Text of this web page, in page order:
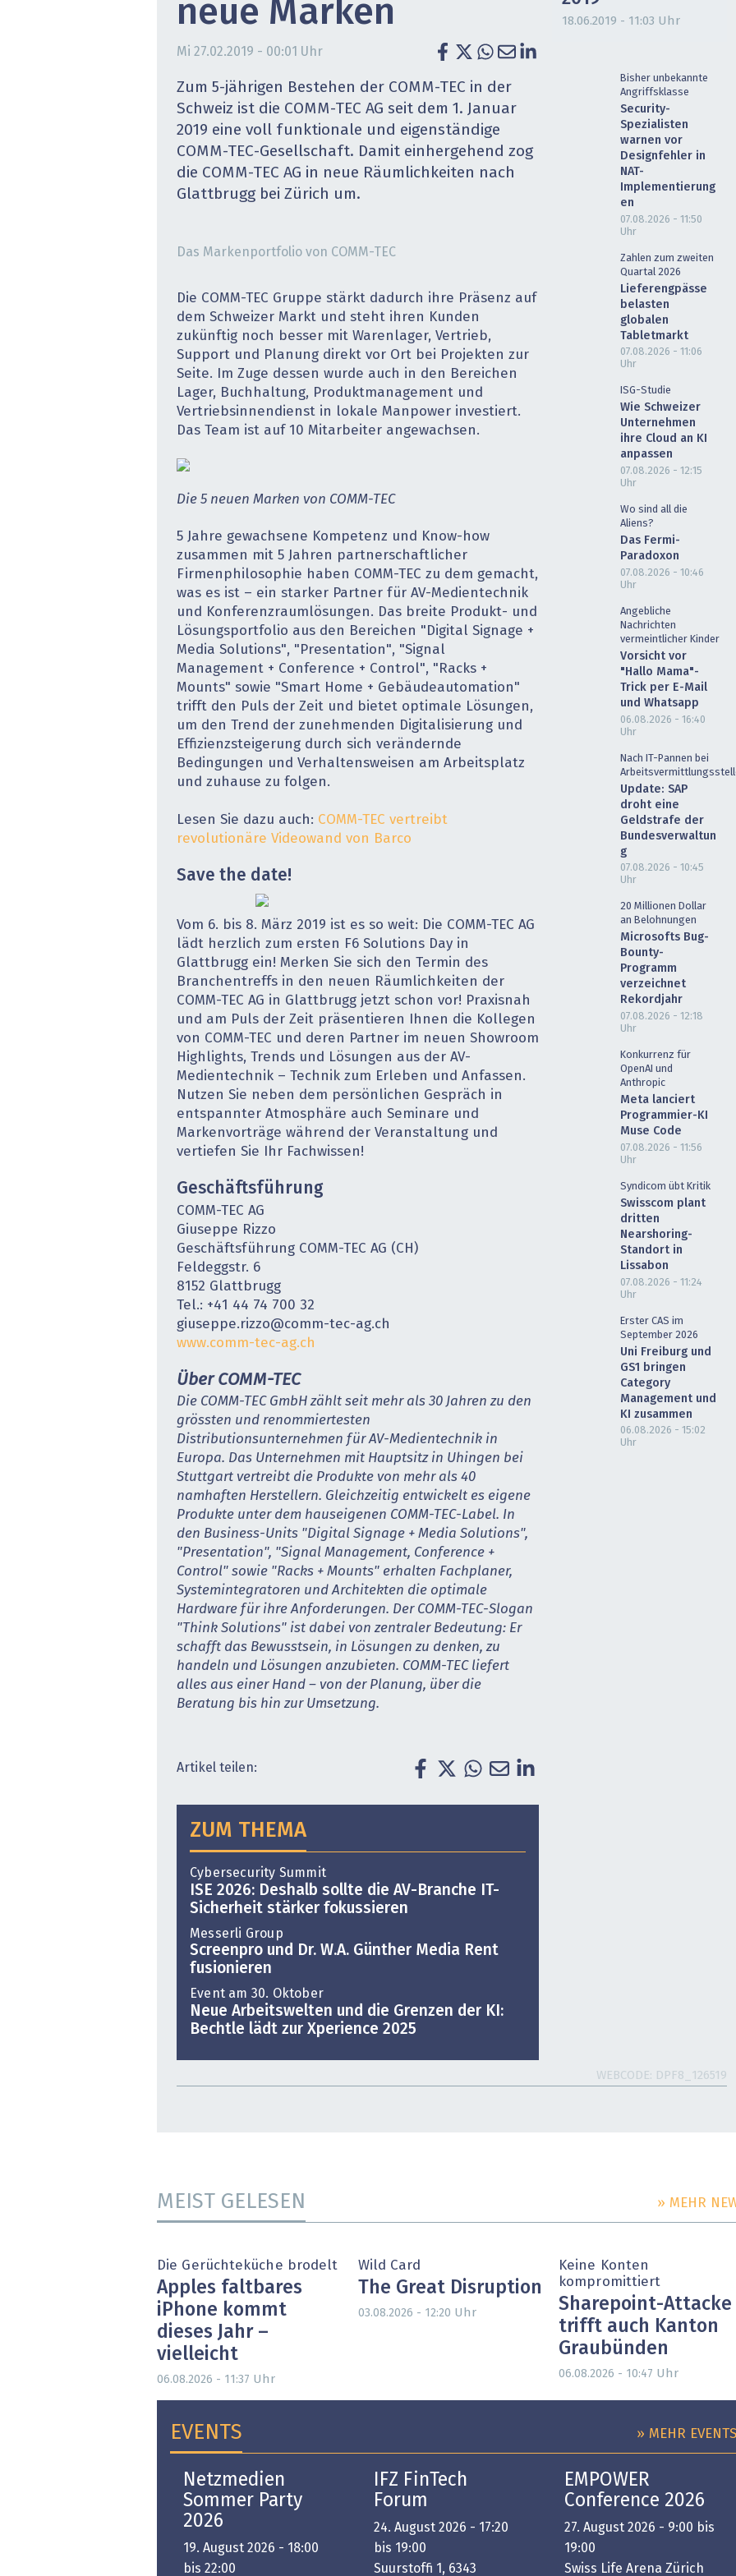
» alle News Gesundheit wird digital
EU-DSGVO
XaaS, Managed Services & Co.
Digital Banking
IT for Health
Artificial Intelligence
Finance 2030
Fintech & Insurtech
Professional AV & Digital Signage
neue Marken
Mi 27.02.2019 - 00:01 Uhr
Zum 5-jährigen Bestehen der COMM-TEC in der
Schweiz ist die COMM-TEC AG seit dem 1. Januar
2019 eine voll funktionale und eigenständige
COMM-TEC-Gesellschaft. Damit einhergehend zog
die COMM-TEC AG in neue Räumlichkeiten nach
Glattbrugg bei Zürich um.
Das Markenportfolio von COMM-TEC
Die COMM-TEC Gruppe stärkt dadurch ihre Präsenz auf
dem Schweizer Markt und steht ihren Kunden
zukünftig noch besser mit Warenlager, Vertrieb,
Support und Planung direkt vor Ort bei Projekten zur
Seite. Im Zuge dessen wurde auch in den Bereichen
Lager, Buchhaltung, Produktmanagement und
Vertriebs­innendienst in lokale Manpower investiert.
Das Team ist auf 10 Mitarbeiter angewachsen.
Die 5 neuen Marken von COMM-TEC
5 Jahre gewachsene Kompetenz und Know-how
zusammen mit 5 Jahren partnerschaftlicher
Firmenphilosophie haben COMM-TEC zu dem gemacht,
was es ist – ein starker Partner für AV-Medientechnik
und Konferenzraumlösungen. Das breite Produkt- und
Lösungsportfolio aus den Bereichen "Digital Signage +
Media Solutions", "Presentation", "Signal
Management + Conference + Control", "Racks +
Mounts" sowie "Smart Home + Gebäudeautomation"
trifft den Puls der Zeit und bietet optimale Lösungen,
um den Trend der zunehmenden Digitalisierung und
Effizienzsteigerung durch sich verändernde
Bedingungen und Verhaltensweisen am Arbeitsplatz
und zuhause zu folgen.
Lesen Sie dazu auch: COMM-TEC vertreibt
revolutionäre Videowand von Barco
Save the date!
Vom 6. bis 8. März 2019 ist es so weit: Die COMM-TEC AG
lädt herzlich zum ersten F6 Solutions Day in
Glattbrugg ein! Merken Sie sich den Termin des
Branchentreffs in den neuen Räumlichkeiten der
COMM-TEC AG in Glattbrugg jetzt schon vor! Praxisnah
und am Puls der Zeit präsentieren Ihnen die Kollegen
von COMM-TEC und deren Partner im neuen Showroom
Highlights, Trends und Lösungen aus der AV-
Medientechnik – Technik zum Erleben und Anfassen.
Nutzen Sie neben dem persönlichen Gespräch in
entspannter Atmosphäre auch Seminare und
Markenvorträge während der Veranstaltung und
vertiefen Sie Ihr Fachwissen!
Geschäftsführung
COMM-TEC AG
Giuseppe Rizzo
Geschäftsführung COMM-TEC AG (CH)
Feldeggstr. 6
8152 Glattbrugg
Tel.: +41 44 74 700 32
giuseppe.rizzo@comm-tec-ag.ch
www.comm-tec-ag.ch
Über COMM-TEC
Die COMM-TEC GmbH zählt seit mehr als 30 Jahren zu den
grössten und renommiertesten
Distributionsunternehmen für AV-Medientechnik in
Europa. Das Unternehmen mit Hauptsitz in Uhingen bei
Stuttgart vertreibt die Produkte von mehr als 40
namhaften Herstellern. Gleichzeitig entwickelt es eigene
Produkte unter dem hauseigenen COMM-TEC-­Label. In
den Business-Units "Digital Signage + Media Solutions",
"Presentation", "Signal Management, Conference +
Control" sowie "Racks + Mounts" erhalten Fachplaner,
Systemintegratoren und Architekten die optimale
Hardware für ihre Anforderungen. Der COMM-TEC-Slogan
"Think Solutions" ist dabei von zentraler Bedeutung: Er
schafft das Bewusstsein, in Lösungen zu denken, zu
handeln und Lösungen anzubieten. COMM-TEC liefert
alles aus einer Hand – von der Planung, über die
Beratung bis hin zur Umsetzung.
Artikel teilen:
ZUM THEMA
Cybersecurity Summit
ISE 2026: Deshalb sollte die AV-Branche IT-
Sicherheit stärker fokussieren
Messerli Group
Screenpro und Dr. W.A. Günther Media Rent
fusionieren
Event am 30. Oktober
Neue Arbeitswelten und die Grenzen der KI:
Bechtle lädt zur Xperience 2025
18.06.2019 - 11:03 Uhr
Bisher unbekannte
Angriffsklasse
Security-
Spezialisten
warnen vor
Designfehler in
NAT-
Implementierung
en
07.08.2026 - 11:50
Uhr
Zahlen zum zweiten
Quartal 2026
Lieferengpässe
belasten
globalen
Tabletmarkt
07.08.2026 - 11:06
Uhr
ISG-Studie
Wie Schweizer
Unternehmen
ihre Cloud an KI
anpassen
07.08.2026 - 12:15
Uhr
Wo sind all die
Aliens?
Das Fermi-
Paradoxon
07.08.2026 - 10:46
Uhr
Angebliche
Nachrichten
vermeintlicher Kinder
Vorsicht vor
"Hallo Mama"-
Trick per E-Mail
und Whatsapp
06.08.2026 - 16:40
Uhr
Nach IT-Pannen bei
Update: SAP
droht eine
Geldstrafe der
Bundesverwaltun
g
07.08.2026 - 10:45
Uhr
20 Millionen Dollar
an Belohnungen
Microsofts Bug-
Bounty-
Programm
verzeichnet
Rekordjahr
07.08.2026 - 12:18
Uhr
Konkurrenz für
OpenAI und
Anthropic
Meta lanciert
Programmier-KI
Muse Code
07.08.2026 - 11:56
Uhr
Syndicom übt Kritik
Swisscom plant
dritten
Nearshoring-
Standort in
Lissabon
07.08.2026 - 11:24
Uhr
Erster CAS im
September 2026
Uni Freiburg und
GS1 bringen
Category
Management und
KI zusammen
06.08.2026 - 15:02
Uhr
WEBCODE DPF8_126519
MEIST GELESEN » MEHR
Die Gerüchteküche brodelt
Apples faltbares
iPhone kommt
dieses Jahr –
vielleicht
06.08.2026 - 11:37 Uhr
Wild Card
The Great Disruption
03.08.2026 - 12:20 Uhr
Keine Konten
kompromittiert
Sharepoint-Attacke
trifft auch Kanton
Graubünden
06.08.2026 - 10:47 Uhr
EVENTS » MEHR
Netzmedien
Sommer Party
2026
19. August 2026 - 18:00
bis 22:00
IFZ FinTech
Forum
24. August 2026 - 17:20
bis 19:00
Suurstoffi 1, 6343
EMPOWER
Conference 2026
27. August 2026 - 9:00 bis
19:00
Swiss Life Arena Zürich